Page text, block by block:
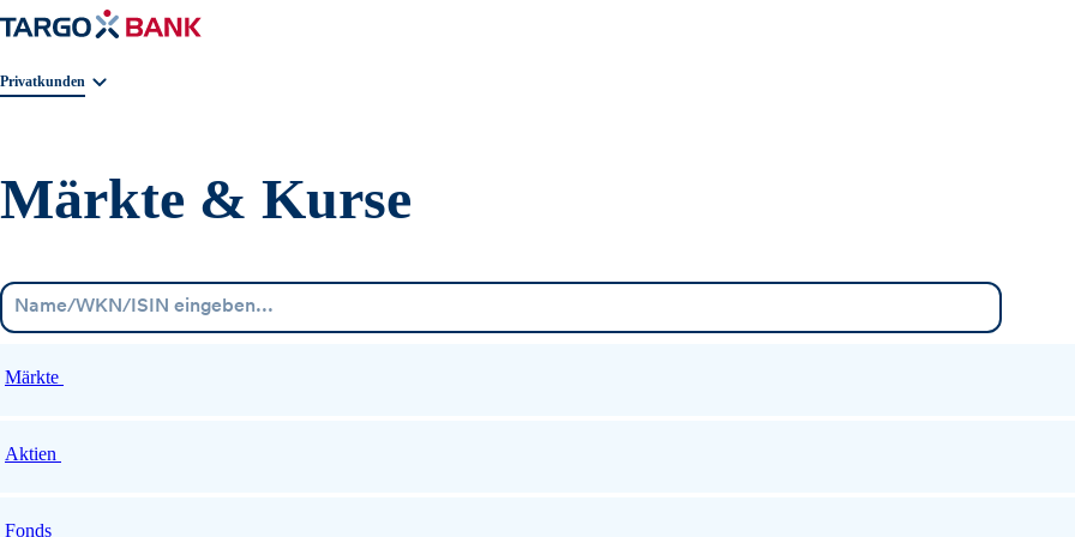
Geschäftsbereichnavigation. Aktuelle Auswahl:
Privatkunden
Märkte & Kurse
Märkte
Aktien
Fonds